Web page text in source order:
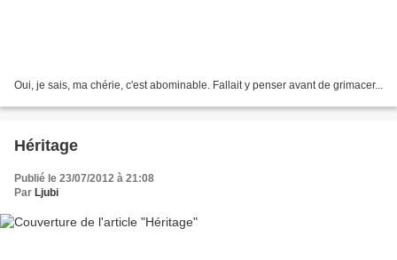
Oui, je sais, ma chérie, c'est abominable. Fallait y penser avant de grimacer...
Héritage
Publié le 23/07/2012 à 21:08
Par Ljubi